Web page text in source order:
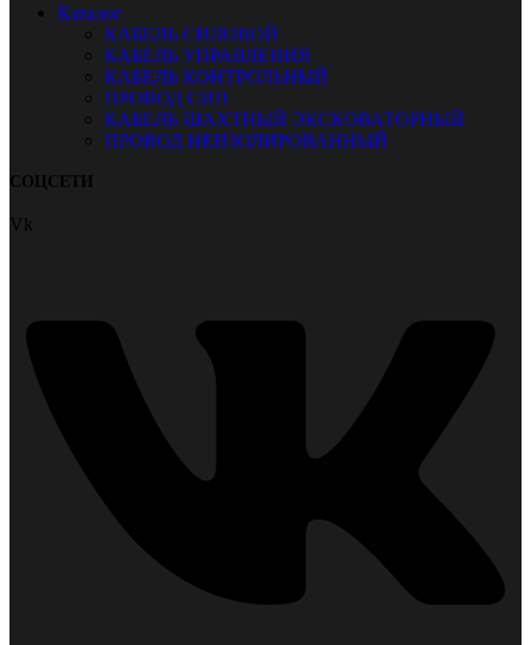
Каталог
КАБЕЛЬ СИЛОВОЙ
КАБЕЛЬ УПРАВЛЕНИЯ
КАБЕЛЬ КОНТРОЛЬНЫЙ
ПРОВОД СИП
КАБЕЛЬ ШАХТНЫЙ ЭКСКОВАТОРНЫЙ
ПРОВОД НЕИЗОЛИРОВАННЫЙ
СОЦСЕТИ
Vk